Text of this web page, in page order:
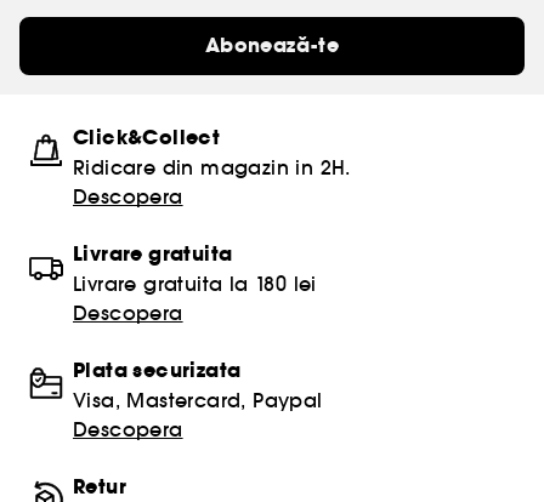
Abonează-te
Click&Collect
Ridicare din magazin in 2H.
Descopera
Livrare gratuita
Livrare gratuita la 180 lei
Descopera
Plata securizata
Visa, Mastercard, Paypal
Descopera
Retur